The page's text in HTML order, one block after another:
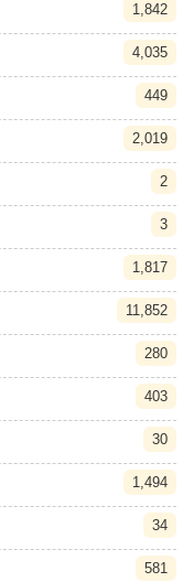
1,842
4,035
449
2,019
2
3
1,817
11,852
280
403
30
1,494
34
581